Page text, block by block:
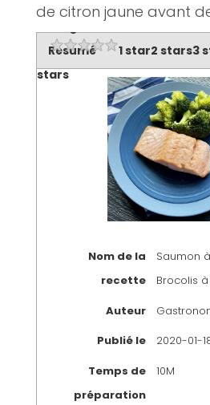
de citron jaune avant
Résumé
1 star2 stars3
stars
Nom de la
recette
Saumon
Brocolis
Auteur
Publié le
2020-01-
Temps de
préparation
10M